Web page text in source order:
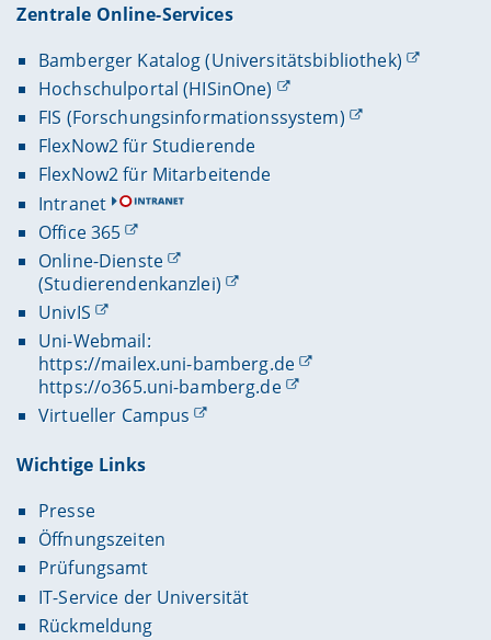
Zentrale Online-Services
Bamberger Katalog (Universitätsbibliothek)
Hochschulportal (HISinOne)
FIS (Forschungsinformationssystem)
FlexNow2 für Studierende
FlexNow2 für Mitarbeitende
Intranet
Office 365
Online-Dienste
(Studierendenkanzlei)
UnivIS
Uni-Webmail:
https://mailex.uni-bamberg.de
https://o365.uni-bamberg.de
Virtueller Campus
Wichtige Links
Presse
Öffnungszeiten
Prüfungsamt
IT-Service der Universität
Rückmeldung